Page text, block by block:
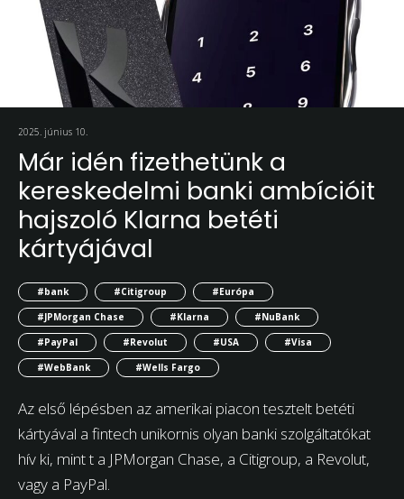
2025. június 10.
Már idén fizethetünk a
kereskedelmi banki ambícióit
hajszoló Klarna betéti
kártyájával
#bank #Citigroup
#Európa
#JPMorgan Chase
#Klarna
#NuBank
#PayPal
#Revolut #USA
#Visa
#WebBank
#Wells Fargo
Az első lépésben az amerikai piacon tesztelt betéti
kártyával a fintech unikornis olyan banki szolgáltatókat
hív ki, mint t a JPMorgan Chase, a Citigroup, a Revolut,
vagy a PayPal.